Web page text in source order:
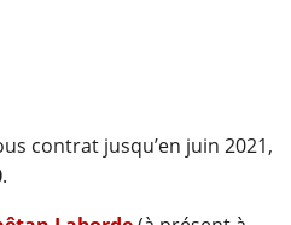
contrat jusqu’en juin 2021,
.